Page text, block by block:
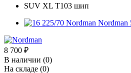
8 700 ₽
В наличии (0)
На складе (0)